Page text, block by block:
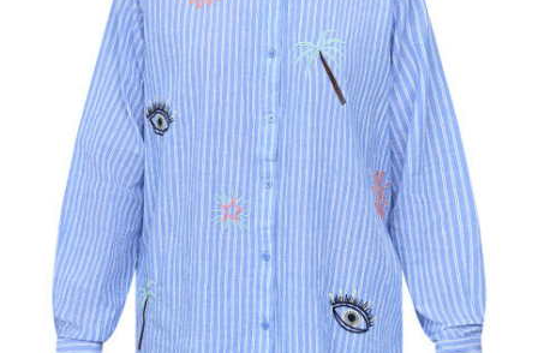
Vorige